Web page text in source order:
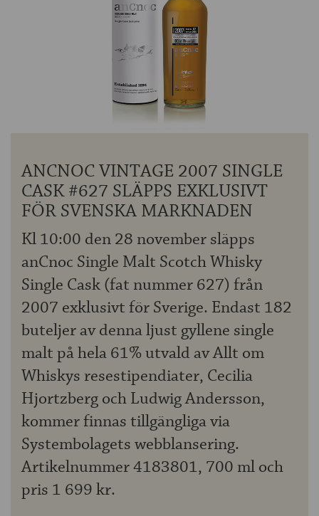
UTVALDA CIDER
UTVALDA DESTILLAT
OM ÖLKOLLEN
KONTAKTA OSS
ANCNOC VINTAGE 2007 SINGLE
CASK #627 SLÄPPS EXKLUSIVT
FÖR SVENSKA MARKNADEN
Kl 10:00 den 28 november släpps
anCnoc Single Malt Scotch Whisky
Single Cask (fat nummer 627) från
2007 exklusivt för Sverige. Endast 182
buteljer av denna ljust gyllene single
malt på hela 61% utvald av Allt om
Whiskys resestipendiater, Cecilia
Hjortzberg och Ludwig Andersson,
kommer finnas tillgängliga via
Systembolagets webblansering.
Artikelnummer 4183801, 700 ml och
pris 1 699 kr.